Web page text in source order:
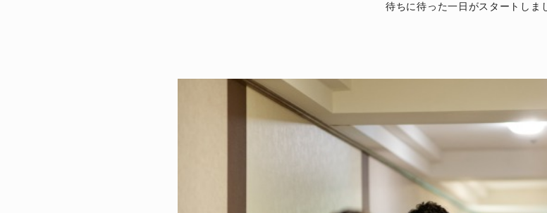
待ちに待った一日がスタートしま